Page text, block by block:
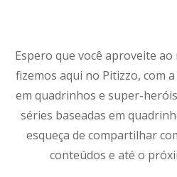
Espero que você aproveite
fizemos aqui no Pitizzo, com
em quadrinhos e super-
séries baseadas em
esqueça de compartilhar
conteúdos e até o